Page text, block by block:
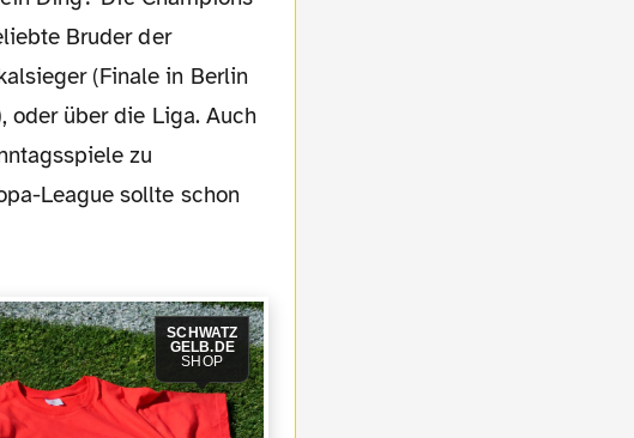
Bruder der
(Finale in Berlin
oder über die Liga. Auch
zu
League sollte schon
SCHWATZ
GELB.DE
SHOP